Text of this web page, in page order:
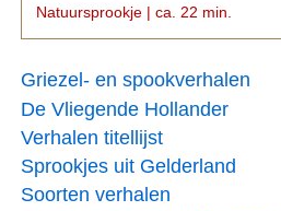
Natuursprookje | ca. 22 min.
Griezel- en spookverhalen
De Vliegende Hollander
Verhalen titellijst
Sprookjes uit Gelderland
Soorten verhalen